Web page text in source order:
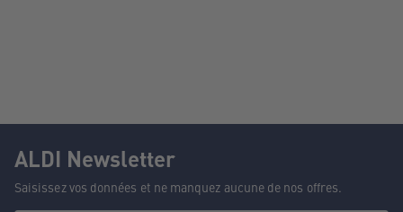
ALDI Newsletter
Saisissez vos données et ne manquez aucune de nos offres.